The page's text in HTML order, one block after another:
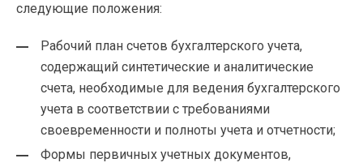
следующие положения:
Рабочий план счетов бухгалтерского учета,
содержащий синтетические и аналитические
счета, необходимые для ведения бухгалтерского
учета в соответствии с требованиями
своевременности и полноты учета и отчетности;
Формы первичных учетных документов,